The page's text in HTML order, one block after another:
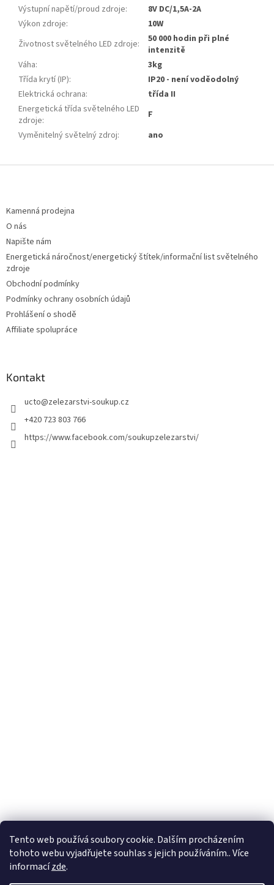
Tento web používá soubory cookie. Dalším procházením
tohoto webu vyjadřujete souhlas s jejich používáním.. Více
informacízde.
Výstupní napětí/proud zdroje:
8V DC/1,5A-2A
Výkon zdroje:
10W
Životnost světelného LED zdroje:
50 000 hodin při plné
intenzitě
Váha:
3kg
Třída krytí (IP):
IP20 - není voděodolný
Elektrická ochrana:
třída II
Energetická třída světelného LED
zdroje:
F
Vyměnitelný světelný zdroj: ano
Kamenná prodejna
O nás
Napište nám
Energetická náročnost/energetický štítek/informační list světelného
zdroje
Obchodní podmínky
Podmínky ochrany osobních údajů
Prohlášení o shodě
Affiliate spolupráce
Kontakt
ucto@zelezarstvi-soukup.cz
+420 723 803 766
https://www.facebook.com/soukupzelezarstvi/
Copyright 2026